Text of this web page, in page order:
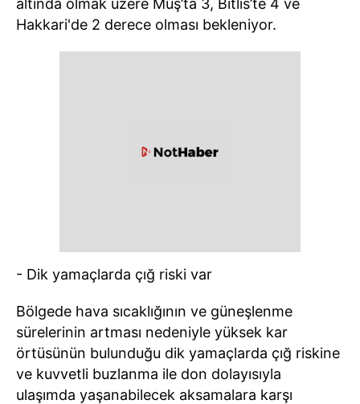
altında olmak üzere Muş’ta 3, Bitlis’te 4 ve
Hakkari'de 2 derece olması bekleniyor.
- Dik yamaçlarda çığ riski var
Bölgede hava sıcaklığının ve güneşlenme
sürelerinin artması nedeniyle yüksek kar
örtüsünün bulunduğu dik yamaçlarda çığ riskine
ve kuvvetli buzlanma ile don dolayısıyla
ulaşımda yaşanabilecek aksamalara karşı